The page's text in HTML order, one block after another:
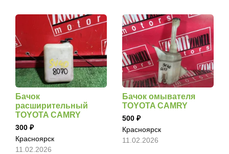
Бачок
расширительный
TOYOTA CAMRY
300
Красноярск
11.02.2026
Бачок омывателя
TOYOTA CAMRY
500
Красноярск
11.02.2026